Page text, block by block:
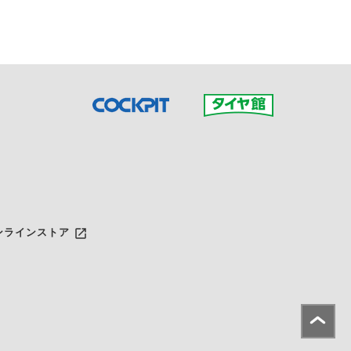
ラインストア launch